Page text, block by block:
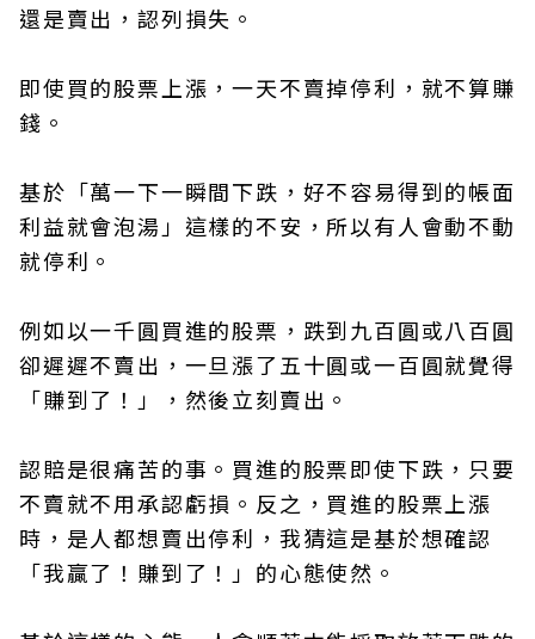
還是賣出，認列損失。
即使買的股票上漲，一天不賣掉停利，就不算賺
錢。
基於「萬一下一瞬間下跌，好不容易得到的帳面
利益就會泡湯」這樣的不安，所以有人會動不動
就停利。
例如以一千圓買進的股票，跌到九百圓或八百圓
卻遲遲不賣出，一旦漲了五十圓或一百圓就覺得
「賺到了！」，然後立刻賣出。
認賠是很痛苦的事。買進的股票即使下跌，只要
不賣就不用承認虧損。反之，買進的股票上漲
時，是人都想賣出停利，我猜這是基於想確認
「我贏了！賺到了！」的心態使然。